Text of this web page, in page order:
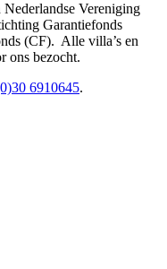
Vereniging
Garantiefonds
(CF). Alle villa’s en
ons bezocht.
6910645.